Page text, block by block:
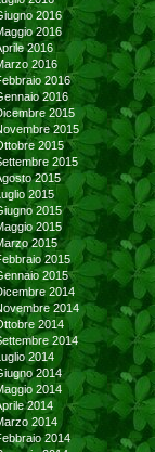
Giugno 2016
Maggio 2016
Aprile 2016
Marzo 2016
Febbraio 2016
Gennaio 2016
Dicembre 2015
Novembre 2015
Ottobre 2015
Settembre 2015
Agosto 2015
Luglio 2015
Giugno 2015
Maggio 2015
Marzo 2015
Febbraio 2015
Gennaio 2015
Dicembre 2014
Novembre 2014
Ottobre 2014
Settembre 2014
Luglio 2014
Giugno 2014
Maggio 2014
Aprile 2014
Marzo 2014
Febbraio 2014